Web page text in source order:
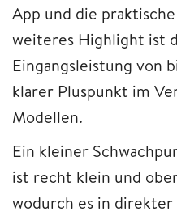
App und die
weiteres Highlight ist
Eingangsleistung von
klarer Pluspunkt im
Modellen.
Ein kleiner
ist recht klein und
wodurch es in direkter